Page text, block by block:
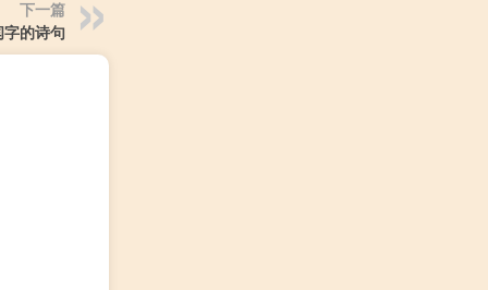
下一篇
的诗句